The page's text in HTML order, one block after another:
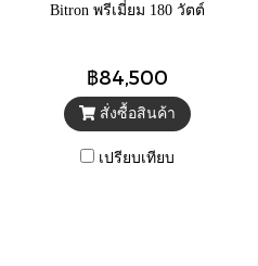
Bitron พรีเมี่ยม 180 วัตต์
฿84,500
สั่งซื้อสินค้า
เปรียบเทียบ